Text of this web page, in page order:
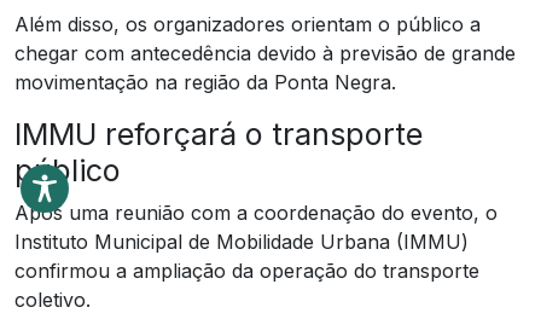
Além disso, os organizadores orientam o público a
chegar com antecedência devido à previsão de grande
movimentação na região da Ponta Negra.
IMMU reforçará o transporte
público
Após uma reunião com a coordenação do evento, o
Instituto Municipal de Mobilidade Urbana (IMMU)
confirmou a ampliação da operação do transporte
coletivo.